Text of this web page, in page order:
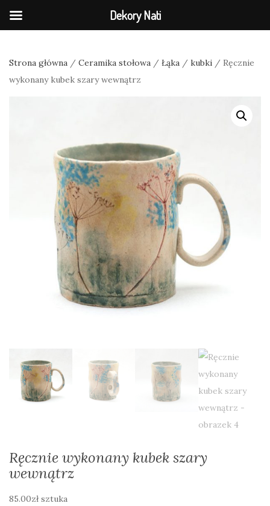
Strona główna / Ceramika stołowa / Łąka / kubki / Ręcznie
wykonany kubek szary wewnątrz
Ręcznie wykonany kubek szary
wewnątrz
85.00zł sztuka
Dekory Nati